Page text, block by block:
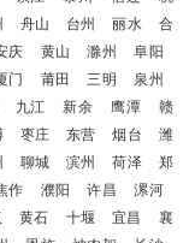
舟山 台州 丽水
合
庆 黄山 滁州
阜阳
门 莆田 三明
泉州
九江 新余 鹰潭
赣
枣庄 东营 烟台
潍
聊城 滨州 荷泽
郑
作 濮阳 许昌
漯河
黄石 十堰 宜昌
襄